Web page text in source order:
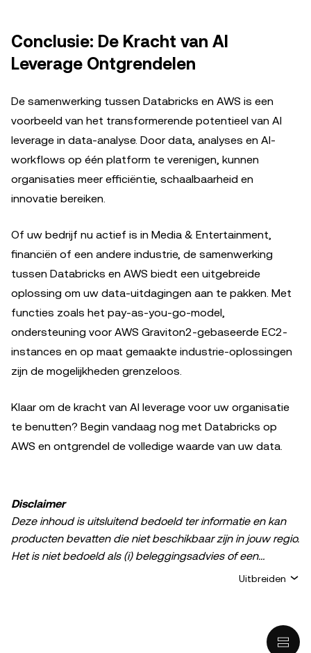
Conclusie: De Kracht van AI
Leverage Ontgrendelen
De samenwerking tussen Databricks en AWS is een
voorbeeld van het transformerende potentieel van AI
leverage in data-analyse. Door data, analyses en AI-
workflows op één platform te verenigen, kunnen
organisaties meer efficiëntie, schaalbaarheid en
innovatie bereiken.
Of uw bedrijf nu actief is in Media & Entertainment,
financiën of een andere industrie, de samenwerking
tussen Databricks en AWS biedt een uitgebreide
oplossing om uw data-uitdagingen aan te pakken. Met
functies zoals het pay-as-you-go-model,
ondersteuning voor AWS Graviton2-gebaseerde EC2-
instances en op maat gemaakte industrie-oplossingen
zijn de mogelijkheden grenzeloos.
Klaar om de kracht van AI leverage voor uw organisatie
te benutten? Begin vandaag nog met Databricks op
AWS en ontgrendel de volledige waarde van uw data.
Disclaimer
Deze inhoud is uitsluitend bedoeld ter informatie en kan
producten bevatten die niet beschikbaar zijn in jouw regio.
Het is niet bedoeld als (i) beleggingsadvies of een
beleggingsaanbeveling; (ii) een aanbod of verzoek om
fiscaal advies. Het bezit van digitale bezittingen of crypto,
waaronder stablecoins, brengt een hoog risico met zich
Uitbreiden